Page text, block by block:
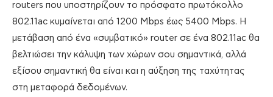
routers που υποστηρίζουν το πρόσφατο πρωτόκολλο
802.11ac κυμαίνεται από 1200 Mbps έως 5400 Mbps. Η
μετάβαση από ένα «συμβατικό» router σε ένα 802.11ac θα
βελτιώσει την κάλυψη των χώρων σου σημαντικά, αλλά
εξίσου σημαντική θα είναι και η αύξηση της ταχύτητας
στη μεταφορά δεδομένων.